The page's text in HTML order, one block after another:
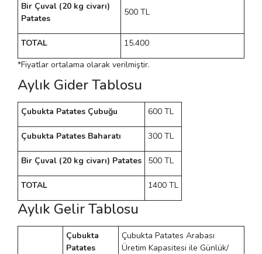
Bir Çuval (20 kg civarı)
Patates
500 TL
TOTAL
15.400
*Fiyatlar ortalama olarak verilmiştir.
Aylık Gider Tablosu
Çubukta Patates Çubuğu 600 TL
Çubukta Patates Baharatı 300 TL
Bir Çuval (20 kg civarı) Patates 500 TL
TOTAL 1400 TL
Aylık Gelir Tablosu
Çubukta
Patates
Çubukta Patates Arabası
Üretim Kapasitesi ile Günlük/